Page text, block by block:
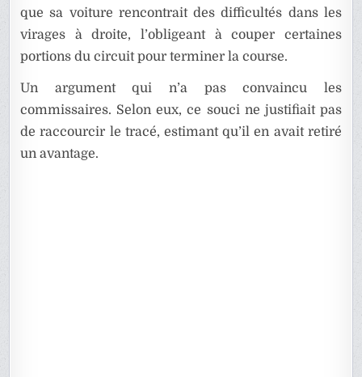
que sa voiture rencontrait des difficultés dans les
virages à droite, l’obligeant à couper certaines
portions du circuit pour terminer la course.
Un argument qui n’a pas convaincu les
commissaires. Selon eux, ce souci ne justifiait pas
de raccourcir le tracé, estimant qu’il en avait retiré
un avantage.